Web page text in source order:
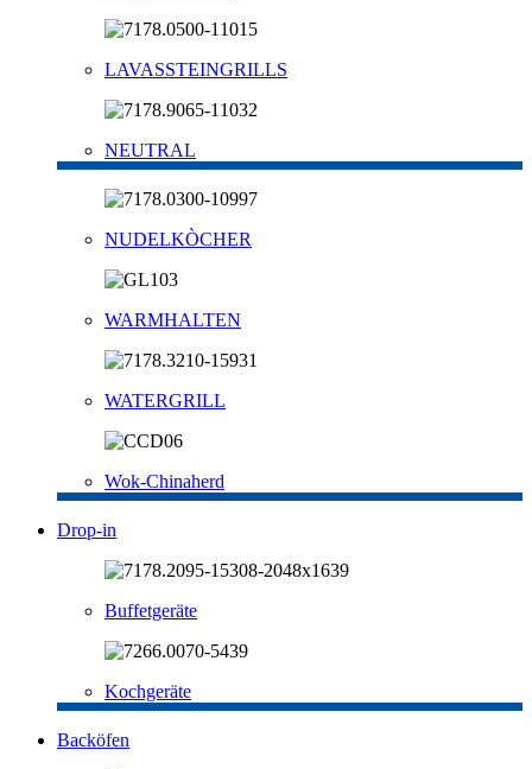
LAVASSTEINGRILLS
NEUTRAL
NUDELKÒCHER
WARMHALTEN
WATERGRILL
Wok-Chinaherd
Drop-in
Buffetgeräte
Kochgeräte
Backöfen